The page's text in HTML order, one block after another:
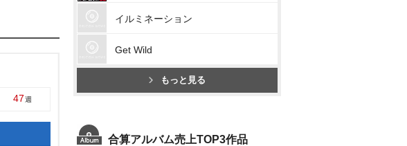
47週
イルミネーション
Get Wild
もっと見る
合算アルバム売上TOP3作品